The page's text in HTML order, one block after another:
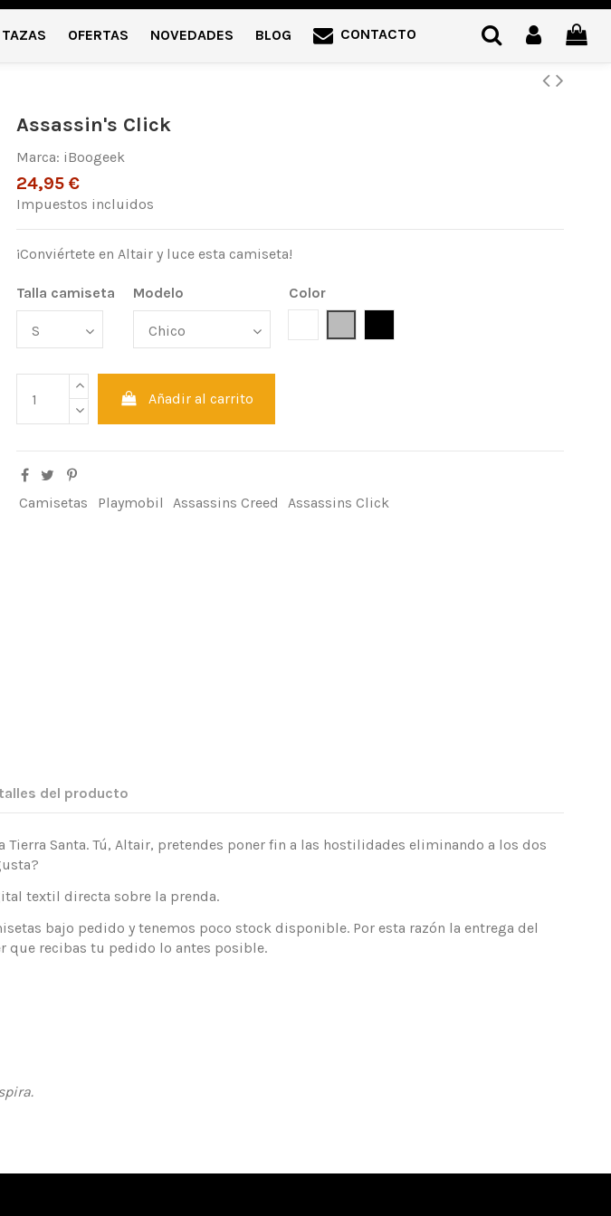
TAZAS OFERTAS NOVEDADES BLOG CONTACTO
Assassin's Click
Marca: iBoogeek
24,95 €
Impuestos incluidos
¡Conviértete en Altair y luce esta camiseta!
Talla camiseta Modelo
Color
Añadir al carrito
Camisetas Playmobil Assassins Creed Assassins Click
del producto
Tierra Santa. Tú, Altair, pretendes poner fin a las hostilidades eliminando a los dos
textil directa sobre la prenda.
bajo pedido y tenemos poco stock disponible. Por esta razón la entrega del
que recibas tu pedido lo antes posible.